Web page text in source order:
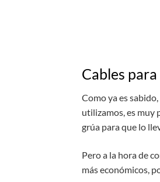
Cables
Como ya es
utilizamos, es muy
grúa para que lo
Pero a la hora de
más económicos,